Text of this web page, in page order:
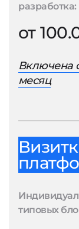
разработка:
от
Включена
месяц
типовых